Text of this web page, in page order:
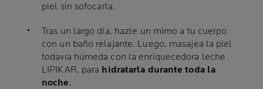
piel sin sofocarla.
Tras un largo día, hazle un mimo a tu cuerpo
con un baño relajante. Luego, masajea la piel
todavía húmeda con la enriquecedora leche
LIPIKAR, para hidratarla durante toda la
noche.